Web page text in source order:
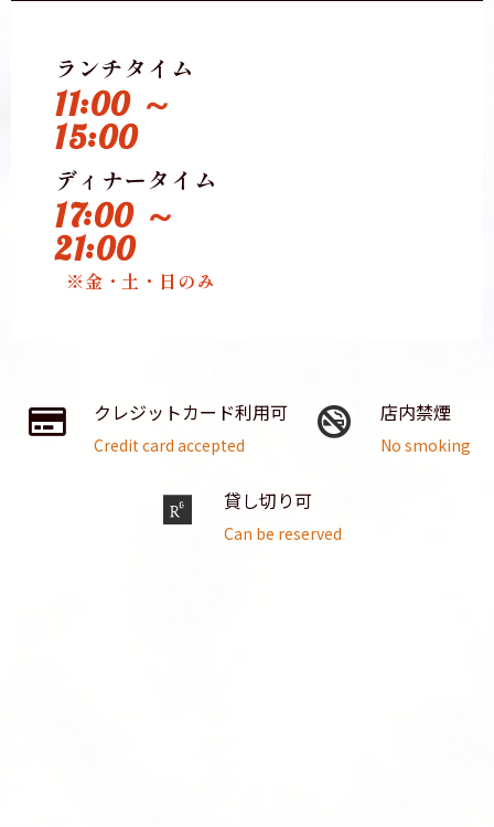
ランチタイム
11:00 ～
15:00
ディナータイム
17:00 ～
21:00
※金・土・日のみ
クレジットカード利用可
Credit card accepted
店内禁煙
No smoking
貸し切り可
Can be reserved